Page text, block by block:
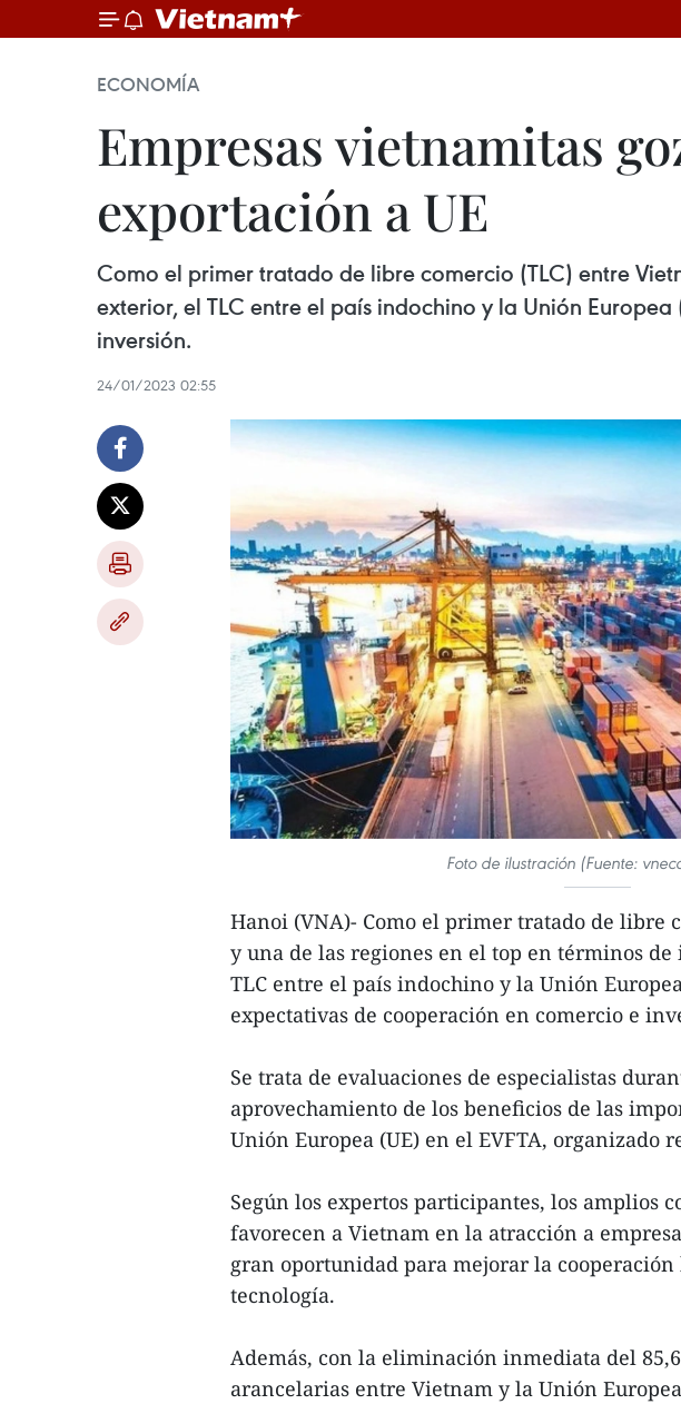
ECONOMÍA
Empresas vietnamitas
exportación a UE
Como el primer tratado de libre comercio (TLC) entre
exterior, el TLC entre el país indochino y la Unión
inversión.
24/01/2023 02:55
Foto de ilustración (Fuente:
Hanoi (VNA)- Como el primer tratado de libre
y una de las regiones en el top en términos
TLC entre el país indochino y la Unión
expectativas de cooperación en comercio e
Se trata de evaluaciones de especialistas
aprovechamiento de los beneficios de las
Unión Europea (UE) en el EVFTA, organizado
Según los expertos participantes, los amplios
favorecen a Vietnam en la atracción a
gran oportunidad para mejorar la
tecnología.
Además, con la eliminación inmediata del
arancelarias entre Vietnam y la Unión